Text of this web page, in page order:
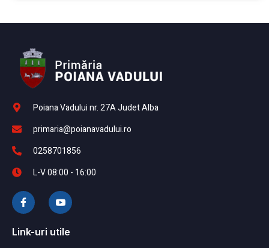
Poiana Vadului nr. 27A Judet Alba
primaria@poianavadului.ro
0258701856
L-V 08:00 - 16:00
Link-uri utile